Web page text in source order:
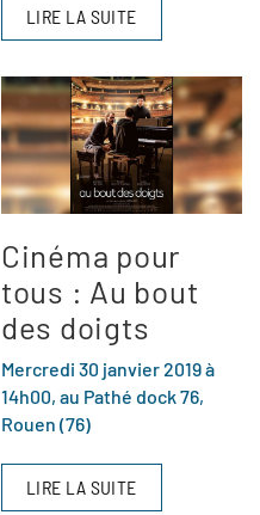
LIRE LA SUITE
Cinéma pour
tous : Au bout
des doigts
Mercredi 30 janvier 2019 à
14h00, au Pathé dock 76,
Rouen (76)
LIRE LA SUITE